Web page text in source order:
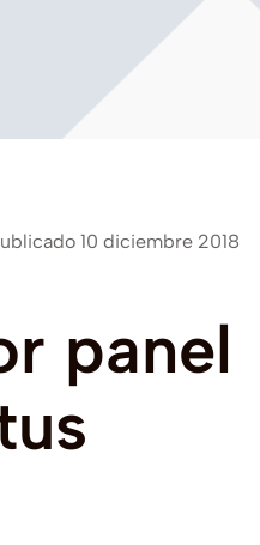
10 diciembre 2018
panel